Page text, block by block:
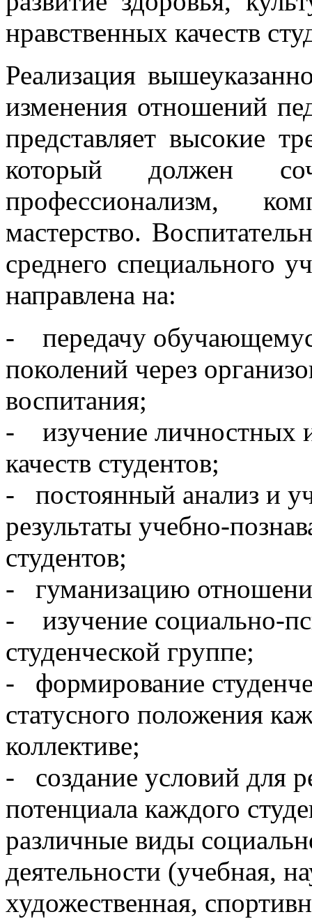
нравственных качеств
Реализация
изменения отношений
представляет высокие
который должен
профессионализм,
мастерство.
среднего специального
направлена на:
- передачу
поколений через
воспитания;
- изучение личностных
качеств студентов;
- постоянный анализ и
результаты учебно-
студентов;
- гуманизацию
- изучение социально-
студенческой группе;
- формирование
статусного положения
коллективе;
- создание условий для
потенциала каждого
различные виды
деятельности (учебная,
художественная,